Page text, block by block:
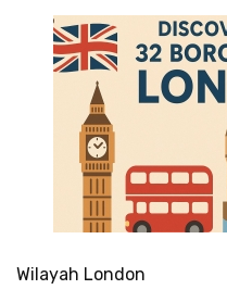
Wilayah London